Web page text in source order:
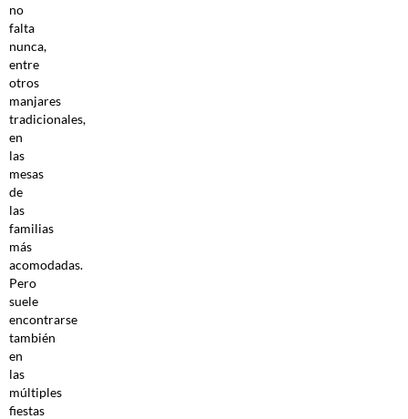
no
falta
nunca,
entre
otros
manjares
tradicionales,
en
las
mesas
de
las
familias
más
acomodadas.
Pero
suele
encontrarse
también
en
las
múltiples
fiestas